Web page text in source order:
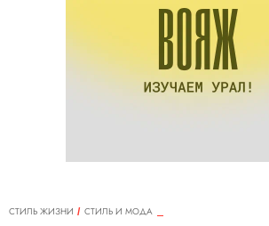
СТИЛЬ ЖИЗНИ
СТИЛЬ И МОДА